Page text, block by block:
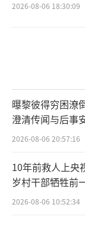
2026-08-06 18:30:09
曝黎彼得穷困潦
澄清传闻与后事
2026-08-06 20:57:16
10年前救人上央
岁村干部牺牲前
别！
2026-08-06 10:52:34